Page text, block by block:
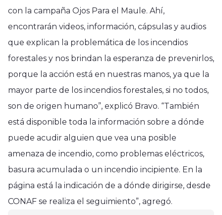
con la campaña Ojos Para el Maule. Ahí,
encontrarán videos, información, cápsulas y audios
que explican la problemática de los incendios
forestales y nos brindan la esperanza de prevenirlos,
porque la acción está en nuestras manos, ya que la
mayor parte de los incendios forestales, si no todos,
son de origen humano”, explicó Bravo. “También
está disponible toda la información sobre a dónde
puede acudir alguien que vea una posible
amenaza de incendio, como problemas eléctricos,
basura acumulada o un incendio incipiente. En la
página está la indicación de a dónde dirigirse, desde
CONAF se realiza el seguimiento”, agregó.
Región del Maule
Alumnos y profesores de la
Escuela El Trozo de Cauquenes
Región del Maule
Talca: Más de mil personas